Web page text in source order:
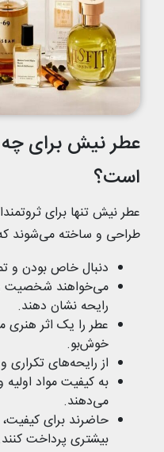
عطر نیش برای
است؟
عطر نیش تنها برای
طراحی و ساخته می‌شوند
دنبال خاص بودن و
می‌خواهند شخصیت
رایحه نشان دهند.
عطر را یک اثر هنری
خوش‌بو.
از رایحه‌های
به کیفیت مواد
می‌دهند.
حاضرند برای
بیشتری پرداخت